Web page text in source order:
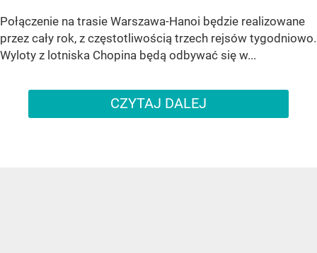
Połączenie na trasie Warszawa-Hanoi będzie realizowane
przez cały rok, z częstotliwością trzech rejsów tygodniowo.
Wyloty z lotniska Chopina będą odbywać się w...
CZYTAJ DALEJ